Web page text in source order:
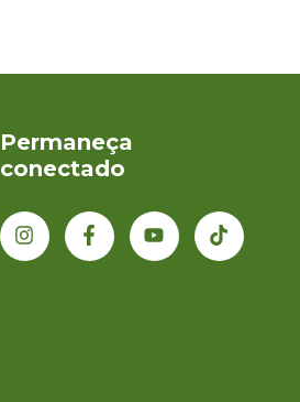
Permaneça
conectado